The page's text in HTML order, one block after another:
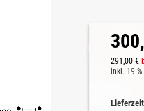
291,00 €
inkl. 19